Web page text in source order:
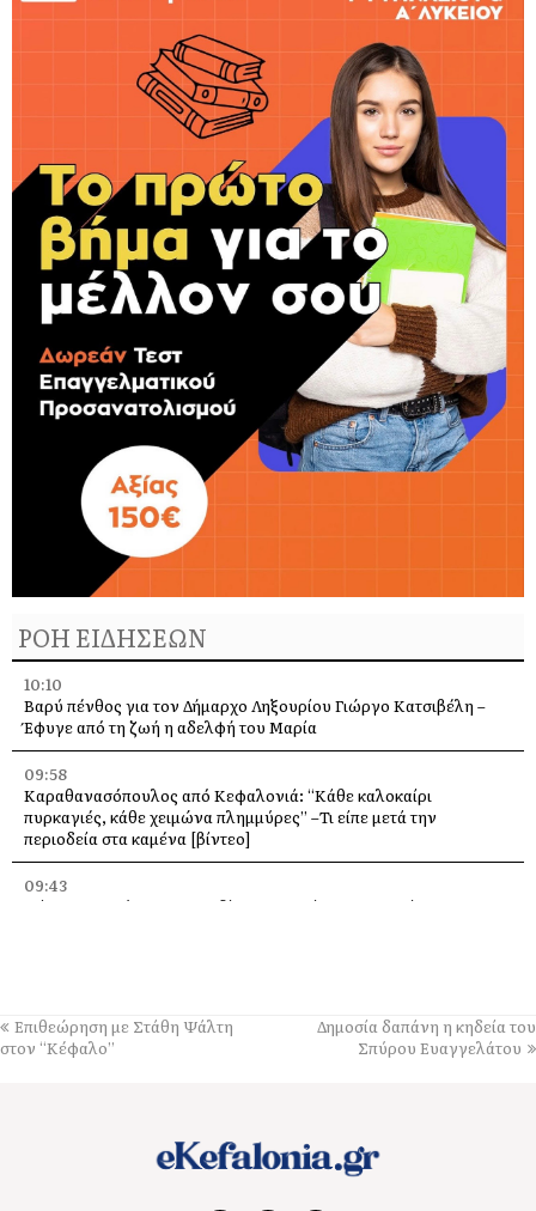
ΡΟΗ ΕΙΔΗΣΕΩΝ
10:10
Βαρύ πένθος για τον Δήμαρχο Ληξουρίου Γιώργο Κατσιβέλη –
Έφυγε από τη ζωή η αδελφή του Μαρία
09:58
Καραθανασόπουλος από Κεφαλονιά: “Κάθε καλοκαίρι
πυρκαγιές, κάθε χειμώνα πλημμύρες” –Τι είπε μετά την
περιοδεία στα καμένα [βίντεο]
09:43
Πάρος: Νεκρό 4χρονο παιδί που εντοπίστηκε σε πισίνα beach
Παγκόσμιο Κ20!
«Ποιος και γιατί άλλαξε την πινακίδα;» – Ερωτήματα Σαρδελή για
Επιθεώρηση με Στάθη Ψάλτη
στον “Κέφαλο”
Δημοσία δαπάνη η κηδεία του
Σπύρου Ευαγγελάτου